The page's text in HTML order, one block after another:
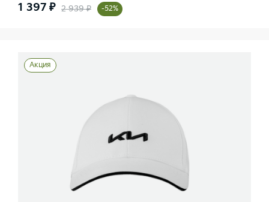
1 397 ₽ 2 939 ₽ -52%
Акция